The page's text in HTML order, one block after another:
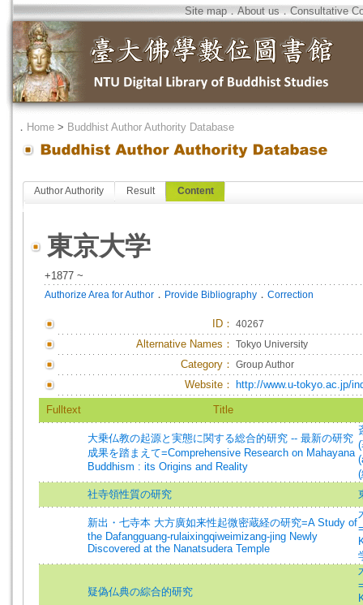
Site map．About us．Consultative
． Home > Buddhist Author Authority Database
Author Authority Result Content
東京大学
+1877 ~
Authorize Area for Author ． Provide Bibliography ． Correction
ID ： 40267
Alternative Names： Tokyo University
Category： Group Author
Website： http://www.u-tokyo.ac.jp/
Fulltext Title
大乗仏教の起源と実態に関する総合的研究 -- 最新の研究
成果を踏まえて=Comprehensive Research on Mahayana
Buddhism : its Origins and Reality
社寺領性質の研究
新出・七寺本 大方廣如来性起微密蔵経の研究=A Study of
the Dafangguang-rulaixingqiweimizang-jing Newly
Discovered at the Nanatsudera Temple
疑偽仏典の綜合的研究